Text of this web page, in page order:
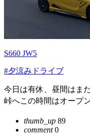
S660 JW5
#夕涼みドライブ
今日は有休、昼間はま
峠へこの時間はオープ
thumb_up 89
comment0